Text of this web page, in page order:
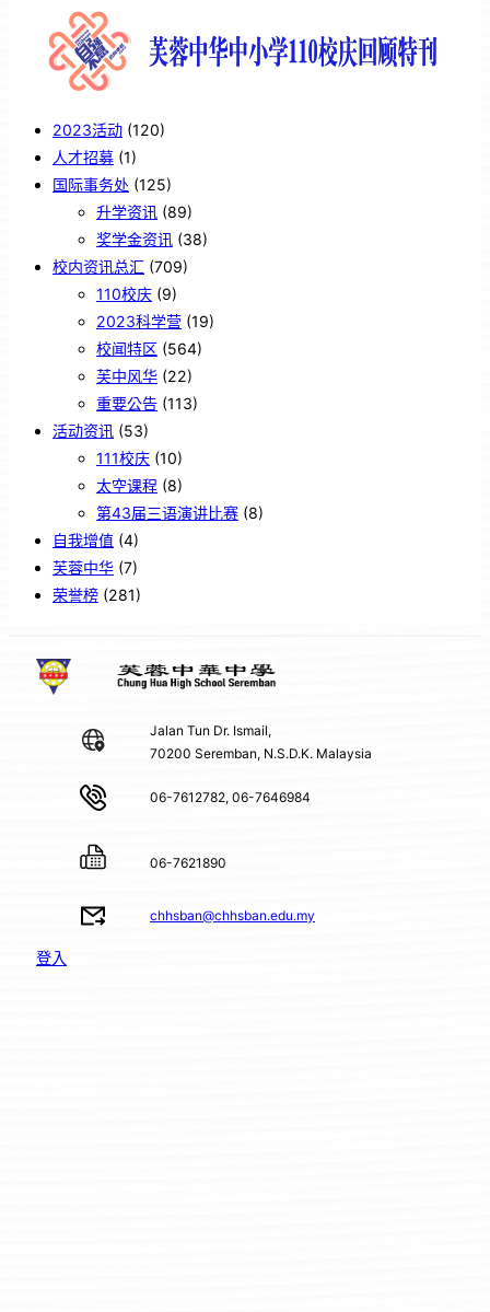
2023活动 (120)
人才招募 (1)
国际事务处 (125)
升学资讯 (89)
奖学金资讯 (38)
校内资讯总汇 (709)
110校庆 (9)
2023科学营 (19)
校闻特区 (564)
芙中风华 (22)
重要公告 (113)
活动资讯 (53)
111校庆 (10)
太空课程 (8)
第43届三语演讲比赛 (8)
自我增值 (4)
芙蓉中华 (7)
荣誉榜 (281)
Jalan Tun Dr. Ismail,
70200 Seremban, N.S.D.K. Malaysia
06-7612782, 06-7646984
06-7621890
chhsban@chhsban.edu.my
登入